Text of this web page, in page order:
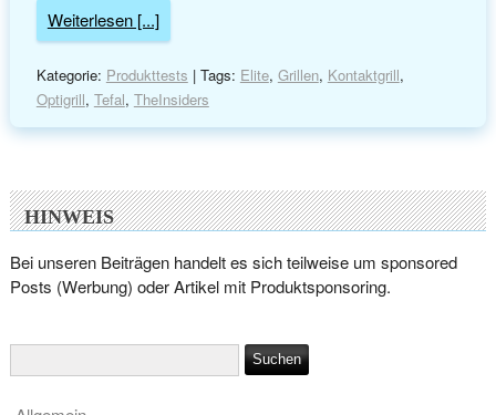
Weiterlesen [...]
Kategorie: Produkttests | Tags: Elite, Grillen, Kontaktgrill,
Optigrill, Tefal, TheInsiders
HINWEIS
Bei unseren Beiträgen handelt es sich teilweise um sponsored
Posts (Werbung) oder Artikel mit Produktsponsoring.